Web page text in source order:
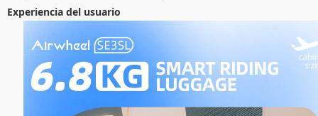
Experiencia del usuario